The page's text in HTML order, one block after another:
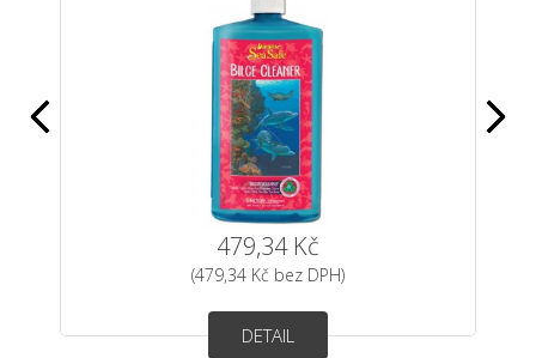
479,34 Kč
(479,34 Kč bez DPH)
DETAIL